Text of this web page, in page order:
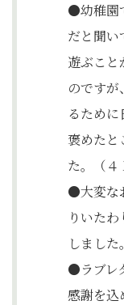
●幼稚園
だと聞い
遊ぶこと
のです
るために
褒めたと
た。（４
●大変な
りいた
しました
●ラブレ
感謝を込